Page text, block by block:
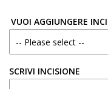
VUOI AGGIUNGERE
SCRIVI INCISIONE